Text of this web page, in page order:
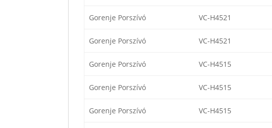
Gorenje Porszívó VC-H4521
Gorenje Porszívó VC-H4521
Gorenje Porszívó VC-H4515
Gorenje Porszívó VC-H4515
Gorenje Porszívó VC-H4515